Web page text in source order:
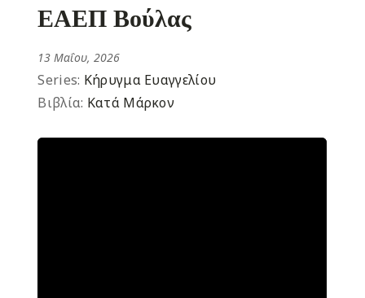
ΕΑΕΠ Βούλας
13 Μαΐου, 2026
Series: Κήρυγμα Ευαγγελίου
Βιβλία: Κατά Μάρκον